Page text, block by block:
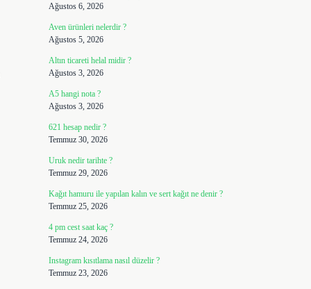
Ağustos 6, 2026
Aven ürünleri nelerdir ?
Ağustos 5, 2026
Altın ticareti helal midir ?
Ağustos 3, 2026
A5 hangi nota ?
Ağustos 3, 2026
621 hesap nedir ?
Temmuz 30, 2026
Uruk nedir tarihte ?
Temmuz 29, 2026
Kağıt hamuru ile yapılan kalın ve sert kağıt ne denir ?
Temmuz 25, 2026
4 pm cest saat kaç ?
Temmuz 24, 2026
Instagram kısıtlama nasıl düzelir ?
Temmuz 23, 2026